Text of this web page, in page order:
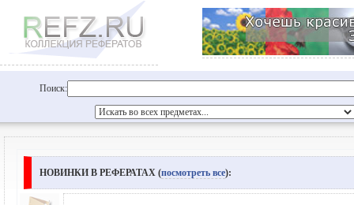
Поиск:
НОВИНКИ В РЕФЕРАТАХ (посмотреть все):